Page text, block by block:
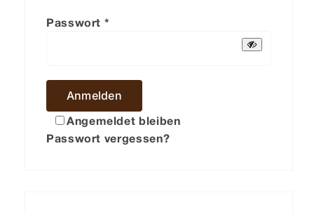
Service & Leistungen
Kontakt
Passwort *
Angemeldet bleiben
Anmelden
Passwort vergessen?